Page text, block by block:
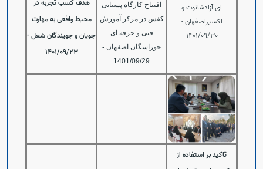
ای آزادشاتوت و
اکسیراصفهان -
1401/09/30
افتتاح کارگاه پستایی
کفش در مرکز آموزش
فنی و حرفه ای
خوراسگان اصفهان -
1401/09/29
هدف کسب تجربه در
محیط واقعی به مهارت
جویان و جویندگان شغل -
1401/09/23
تاکید بر استفاده از